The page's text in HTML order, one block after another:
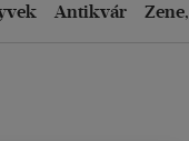
Antikvár